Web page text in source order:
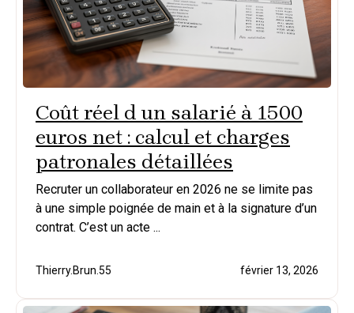
Coût réel d un salarié à 1500
euros net : calcul et charges
patronales détaillées
Recruter un collaborateur en 2026 ne se limite pas
à une simple poignée de main et à la signature d’un
contrat. C’est un acte ...
Thierry.Brun.55 février 13, 2026